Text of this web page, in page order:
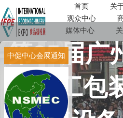
首页 关
观众中心
媒体中心
第35届广
品加工包
中促中心会展通知